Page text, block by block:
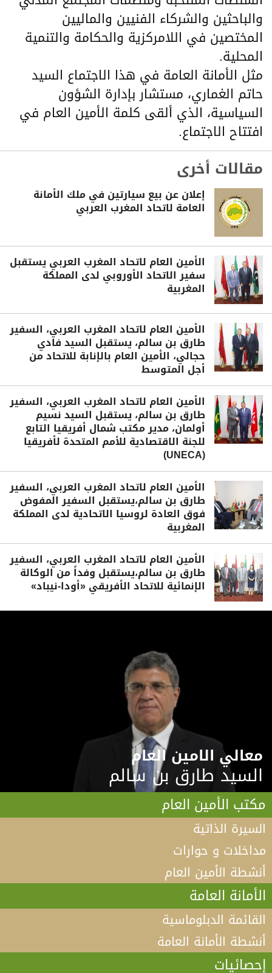
والباحثين والشركاء الفنيين والماليين
المختصين في اللامركزية والحكامة والتنمية
المحلية.
مثل الأمانة العامة في هذا الاجتماع السيد
حاتم الغماري، مستشار بإدارة الشؤون
السياسية، الذي ألقى كلمة الأمين العام في
افتتاح الاجتماع.
مقالات أخرى
إعلان عن بيع سيارتين في ملك الأمانة
العامة لاتحاد المغرب العربي
الأمين العام لاتحاد المغرب العربي يستقبل
سفير الاتحاد الأوروبي لدى المملكة
المغربية
الأمين العام لاتحاد المغرب العربي، السفير
طارق بن سالم، يستقبل السيد فادي
حجالي، الأمين العام بالإنابة للاتحاد من
أجل المتوسط
الأمين العام لاتحاد المغرب العربي، السفير
طارق بن سالم، يستقبل السيد نسيم
أولمان، مدير مكتب شمال أفريقيا التابع
للجنة الاقتصادية للأمم المتحدة لأفريقيا
(UNECA)
الأمين العام لاتحاد المغرب العربي، السفير
طارق بن سالم،يستقبل السفير المفوض
فوق العادة لروسيا الاتحادية لدى المملكة
المغربية
الأمين العام لاتحاد المغرب العربي، السفير
طارق بن سالم،يستقبل وفداً من الوكالة
الإنمائية للاتحاد الأفريقي «أودا-نيباد»
معالي الامين العام
السيد طارق بن سالم
مكتب الأمين العام
السيرة الذاتية
مداخلات و حوارات
أنشطة الأمين العام
الأمانة العامة
القائمة الدبلوماسية
أنشطة الأمانة العامة
إحصائيات